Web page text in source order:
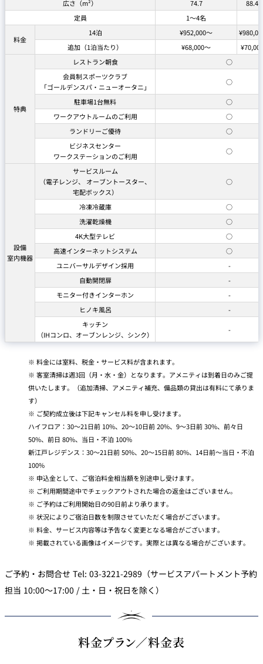
広さ（m²） 74.7
88.4
定員
1～4名
料金
14泊 ¥952,000～
追加（1泊当たり）
¥68,000～ ¥70,000
特典
レストラン朝食
○
会員制スポーツクラブ
「ゴールデンスパ・ニューオータニ」
○
駐車場1台無料
○
ワークアウトルームのご利用
○
ランドリーご優待
○
ビジネスセンター
ワークステーションのご利用
○
設備
室内機器
サービスルーム
（電子レンジ、 オーブントースター、
宅配ボックス）
○
冷凍冷蔵庫
○
洗濯乾燥機
○
4K大型テレビ
○
高速インターネットシステム
○
ユニバーサルデザイン採用
-
自動開閉扉
-
モニター付きインターホン
-
ヒノキ風呂
-
キッチン
（IHコンロ、オーブンレンジ、シンク）
-
料金には室料、税金・サービス料が含まれます。
客室清掃は週3回（月・水・金）となります。アメニティは到着日のみご提
供いたします。（追加清掃、アメニティ補充、備品類の貸出は有料にて承りま
す）
ご契約成立後は下記キャンセル料を申し受けます。
ハイフロア：30～21日前 10%、20～10日前 20%、9～3日前 30%、前々日
50%、前日 80%、当日・不泊 100%
新江戸レジデンス：30～21日前 50%、20～15日前 80%、14日前～当日・不泊
100%
申込金として、ご宿泊料金相当額を別途申し受けます。
ご利用期間途中でチェックアウトされた場合の返金はございません。
ご予約はご利用開始日の90日前より承ります。
状況によりご宿泊日数を制限させていただく場合がございます。
料金、サービス内容等は予告なく変更となる場合がございます。
掲載されている画像はイメージです。実際とは異なる場合がございます。
ご予約・お問合せ Tel: 03-3221-2989（サービスアパートメント予約
担当 10:00～17:00 / 土・日・祝日を除く）
料金プラン／料金表